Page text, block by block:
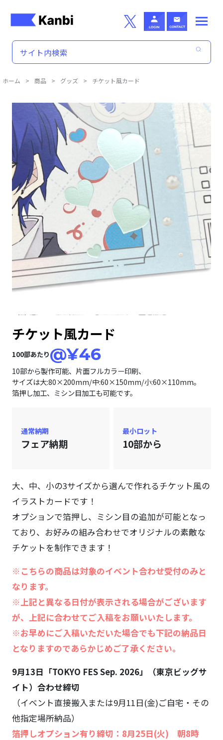
Skip to main content
ホーム > 商品 > グッズ > チケット風カード
商品詳細
チケット風カード
100部あたり@¥46
10部から製作可能、片面フルカラー印刷、
サイズは大:80×200mm/中:60×150mm/小:60×110mm。
箔押し加工、ミシン目加工も可能です。
通常納期
フェア納期
最小ロット
10部から
大、中、小の3サイズから選んで作れるチケット風の
イラストカードです！
オプションで箔押し、ミシン目の追加が可能となっ
ており、お好みの組み合わせでオリジナルの素敵な
チケットを制作できます！
※こちらの商品は対象のイベント合わせ受付のみと
なります。
※上記と異なる日付が表示される場合がございます
が、上記に合わせてご入稿をお願いいたします。
※お早めにご入稿いただいた場合でも下記の納品日
となりますのであらかじめご了承ください。
9月13日「TOKYO FES Sep. 2026」（東京ビッグサ
イト）合わせ締切
（イベント直接搬入または9月11日(金)ご自宅・その
他指定場所納品）
箔押しオプション有り締切：8月25日(火) 朝8時